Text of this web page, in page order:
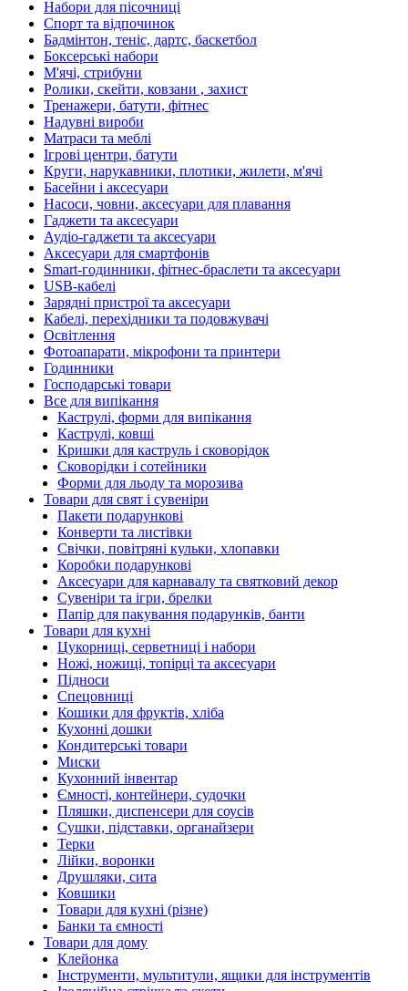
Набори для пісочниці
Спорт та відпочинок
Бадмінтон, теніс, дартс, баскетбол
Боксерські набори
М'ячі, стрибуни
Ролики, скейти, ковзани , захист
Тренажери, батути, фітнес
Надувні вироби
Матраси та меблі
Ігрові центри, батути
Круги, нарукавники, плотики, жилети, м'ячі
Басейни і аксесуари
Насоси, човни, аксесуари для плавання
Гаджети та аксесуари
Аудіо-гаджети та аксесуари
Аксесуари для смартфонів
Smart-годинники, фітнес-браслети та аксесуари
USB-кабелі
Зарядні пристрої та аксесуари
Кабелі, перехідники та подовжувачі
Освітлення
Фотоапарати, мікрофони та принтери
Годинники
Господарські товари
Все для випікання
Каструлі, форми для випікання
Каструлі, ковші
Кришки для каструль і сковорідок
Сковорідки і сотейники
Форми для льоду та морозива
Товари для свят і сувеніри
Пакети подарункові
Конверти та листівки
Свічки, повітряні кульки, хлопавки
Коробки подарункові
Аксесуари для карнавалу та святковий декор
Сувеніри та ігри, брелки
Папір для пакування подарунків, банти
Товари для кухні
Цукорниці, серветниці і набори
Ножі, ножиці, топірці та аксесуари
Підноси
Спецовниці
Кошики для фруктів, хліба
Кухонні дошки
Кондитерські товари
Миски
Кухонний інвентар
Ємності, контейнери, судочки
Пляшки, диспенсери для соусів
Сушки, підставки, органайзери
Терки
Лійки, воронки
Друшляки, сита
Ковшики
Товари для кухні (різне)
Банки та ємності
Товари для дому
Клейонка
Інструменти, мультитули, ящики для інструментів